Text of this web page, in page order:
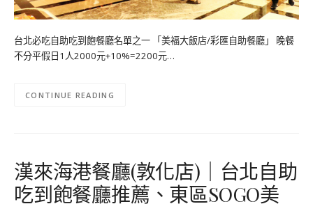
台北必吃自助吃到飽餐廳名單之一 「美福大飯店/彩匯自助餐廳」 晚餐
不分平假日1人2000元+10%=2200元…
CONTINUE READING
漢來海港餐廳(敦化店)｜台北自助
吃到飽餐廳推薦、東區SOGO美